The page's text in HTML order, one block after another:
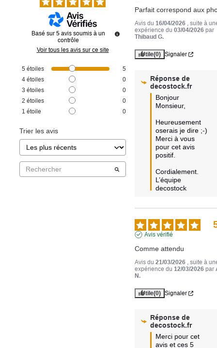
Basé sur 5 avis soumis à un
contrôle
Voir tous les avis sur ce site
5 étoiles
5
4 étoiles
0
3 étoiles
0
2 étoiles
0
1 étoile 0
Trier les avis
Parfait correspond aux
Avis du 16/04/2026 , suite à
expérience du 03/04/2026 par
Thibaud G.
Utile(0) Signaler
Réponse de
decostock.fr
Bonjour
Monsieur,
Heureusement
oserais je dire ;-)
Merci à vous
pour cet avis
positif.
Cordialement.
L’équipe
decostock
Avis vérifié
Comme attendu
Avis du 21/03/2026 , suite à
expérience du 12/03/2026 par
N.
Utile(0) Signaler
Réponse de
decostock.fr
Merci pour cet
avis et ces 5